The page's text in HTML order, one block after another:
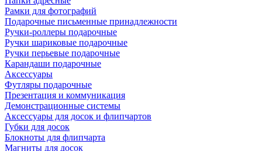
Рамки для фотографий
Подарочные письменные принадлежности
Ручки-роллеры подарочные
Ручки шариковые подарочные
Ручки перьевые подарочные
Карандаши подарочные
Аксессуары
Футляры подарочные
Презентация и коммуникация
Демонстрационные системы
Аксессуары для досок и флипчартов
Губки для досок
Блокноты для флипчарта
Магниты для досок